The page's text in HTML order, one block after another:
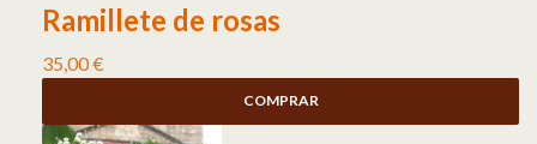
Ramillete de rosas
35,00€
COMPRAR